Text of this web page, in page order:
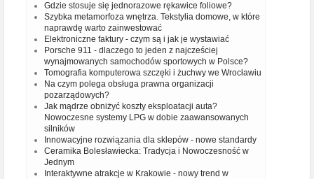
Gdzie stosuje się jednorazowe rękawice foliowe?
Szybka metamorfoza wnętrza. Tekstylia domowe, w które
naprawdę warto zainwestować
Elektroniczne faktury - czym są i jak je wystawiać
Porsche 911 - dlaczego to jeden z najcześciej
wynajmowanych samochodów sportowych w Polsce?
Tomografia komputerowa szczęki i żuchwy we Wrocławiu
Na czym polega obsługa prawna organizacji
pozarządowych?
Jak mądrze obniżyć koszty eksploatacji auta?
Nowoczesne systemy LPG w dobie zaawansowanych
silników
Innowacyjne rozwiązania dla sklepów - nowe standardy
Ceramika Bolesławiecka: Tradycja i Nowoczesność w
Jednym
Interaktywne atrakcje w Krakowie - nowy trend w